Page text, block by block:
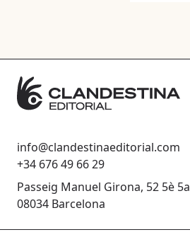
info@clandestinaeditorial.com
+34 676 49 66 29
Passeig Manuel Girona, 52 5è 5a
08034 Barcelona